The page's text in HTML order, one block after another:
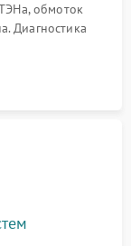
обмоток
Диагностика
мутности,
управления.